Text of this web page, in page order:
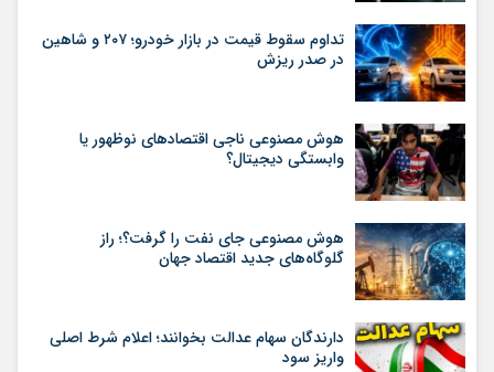
تداوم سقوط قیمت در بازار خودرو؛ ۲۰۷ و شاهین
در صدر ریزش
هوش مصنوعی ناجی اقتصادهای نوظهور یا
وابستگی دیجیتال؟
هوش مصنوعی جای نفت را گرفت؟؛ راز
گلوگاه‌های جدید اقتصاد جهان
دارندگان سهام عدالت بخوانند؛ اعلام شرط اصلی
واریز سود